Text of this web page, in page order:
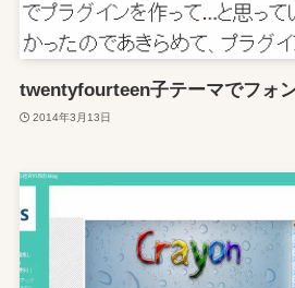
twentyfourteen子テーマでフォ
2014年3月13日